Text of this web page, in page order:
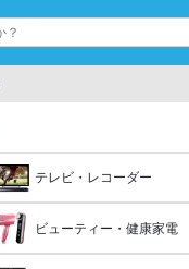
テレビ・レコーダー
ビューティー・健康家電